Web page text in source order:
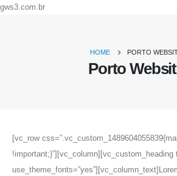
gws3.com.br
HOME PORTO
Porto
[vc_row
!important;}”][vc_column][vc_custom_heading